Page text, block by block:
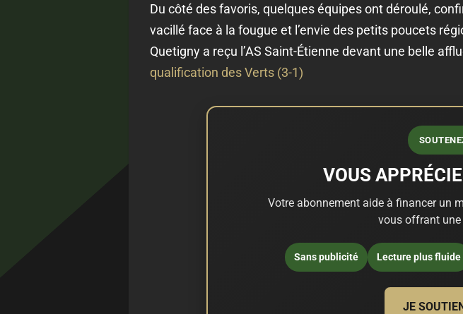
Du côté des favoris, quelques équipes ont déroulé,
vacillé face à la fougue et l’envie des petits poucets
Quetigny a reçu l’AS Saint-Étienne devant une belle
qualification des Verts (3-1)
VOUS
Votre abonnement aide à financer un
vous offrant
Sans publicité Lecture plus fluide
JE